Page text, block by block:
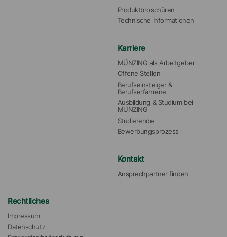
Produktbroschüren
Technische Informationen
Karriere
MÜNZING als Arbeitgeber
Offene Stellen
Berufseinsteiger &
Berufserfahrene
Ausbildung & Studium bei
MÜNZING
Studierende
Bewerbungsprozess
Kontakt
Ansprechpartner finden
Rechtliches
Impressum
Datenschutz